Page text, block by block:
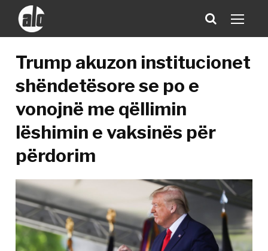
Trump akuzon institucionet
shëndetësore se po e
vonojnë me qëllimin
lëshimin e vaksinës për
përdorim